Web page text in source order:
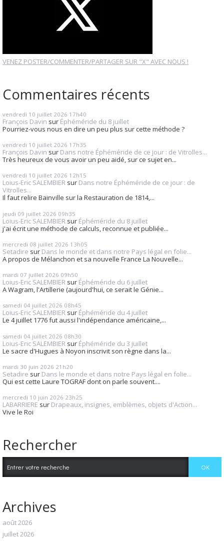
VENEZ POSTER/COMMENTER/PARTAGER SUR "X" AVEC NOUS !
Commentaires récents
vendredi 10 juillet 2026 17h40
François Davin sur Éphéméride du 8 juillet
Pourriez-vous nous en dire un peu plus sur cette méthode ?
vendredi 10 juillet 2026 17h35
François Davin sur Dans notre Éphéméride de ce jour : de Vitrolles...
Très heureux de vous avoir un peu aidé, sur ce sujet en...
vendredi 10 juillet 2026 12h15
Loius-Eric SALEMBIER sur Dans notre Éphéméride de ce jour : de
Vitrolles...
Il faut relire Bainville sur la Restauration de 1814,...
jeudi 09 juillet 2026 09h35
Loius-Eric SALEMBIER sur Éphéméride du 8 juillet
j'ai écrit une méthode de calculs, reconnue et publiée...
mercredi 08 juillet 2026 13h05
Setadire sur Dans le monde et dans notre Pays légal en folie...
A propos de Mélanchon et sa nouvelle France La Nouvelle...
mardi 07 juillet 2026 09h50
Loius-Eric SALEMBIER sur Éphéméride du 6 juillet
A Wagram, l'Artillerie (aujourd'hui, ce serait le Génie...
samedi 04 juillet 2026 08h45
Loius-Eric SALEMBIER sur Éphéméride du 4 juillet
Le 4 juillet 1776 fut aussi l'indépendance américaine,...
samedi 04 juillet 2026 08h30
Loius-Eric SALEMBIER sur Éphéméride du 3 juillet
Le sacre d'Hugues à Noyon inscrivit son règne dans la...
mardi 30 juin 2026 21h20
Setadire sur Dans le monde et dans notre Pays légal en folie...
Qui est cette Laure TOGRAF dont on parle souvent....
mercredi 10 juin 2026 23h25
LABARRIERE sur Drapeaux, insignes, emblèmes, objets d'Action...
Vive le Roi
Rechercher
Archives
août 2026
juillet 2026